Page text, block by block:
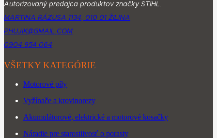
Autorizovaný predajca produktov značky STIHL.
MARTINA RÁZUSA 1134, 010 01 ŽILINA
PHUJIK@GMAIL.COM
0904 954 064
VŠETKY KATEGÓRIE
Motorové píly
Vyžínače a krovinorezy
Akumulátorové, elektrické a motorové kosačky
Náradie pre starostlivosť o porasty